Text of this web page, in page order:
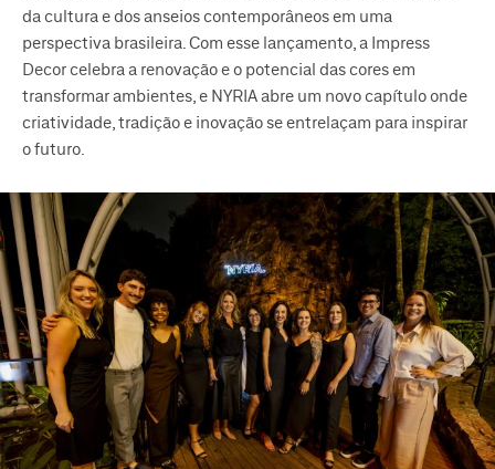
da cultura e dos anseios contemporâneos em uma
perspectiva brasileira. Com esse lançamento, a Impress
Decor celebra a renovação e o potencial das cores em
transformar ambientes, e NYRIA abre um novo capítulo onde
criatividade, tradição e inovação se entrelaçam para inspirar
o futuro.